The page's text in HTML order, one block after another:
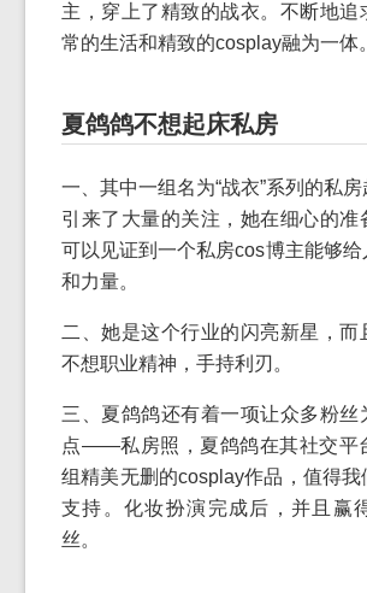
主，穿上了精致的战衣。不断地追
常的生活和精致的cosplay融为一体。
夏鸽鸽不想起床私房
一、其中一组名为“战衣”系列的私
引来了大量的关注，她在细心的准
可以见证到一个私房cos博主能够
和力量。
二、她是这个行业的闪亮新星，而
不想职业精神，手持利刃。
三、夏鸽鸽还有着一项让众多粉丝
点——私房照，夏鸽鸽在其社交平
组精美无删的cosplay作品，值得我
支持。化妆扮演完成后，并且赢
丝。